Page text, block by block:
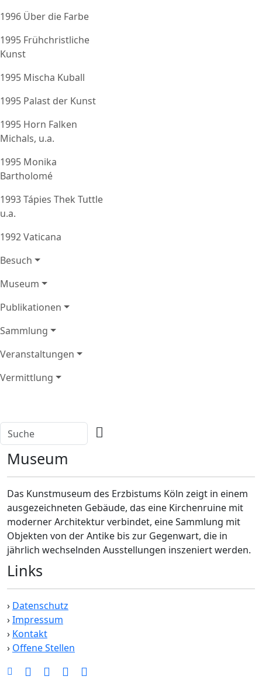
1996 Über die Farbe
1995 Frühchristliche
Kunst
1995 Mischa Kuball
1995 Palast der Kunst
1995 Horn Falken
Michals, u.a.
1995 Monika
Bartholomé
1993 Tápies Thek Tuttle
u.a.
1992 Vaticana
Besuch
Museum
Publikationen
Sammlung
Veranstaltungen
Vermittlung
Museum
Das Kunstmuseum des Erzbistums Köln zeigt in einem
ausgezeichneten Gebäude, das eine Kirchenruine mit
moderner Architektur verbindet, eine Sammlung mit
Objekten von der Antike bis zur Gegenwart, die in
jährlich wechselnden Ausstellungen inszeniert werden.
Links
› Datenschutz
›Impressum
› Kontakt
› Offene Stellen